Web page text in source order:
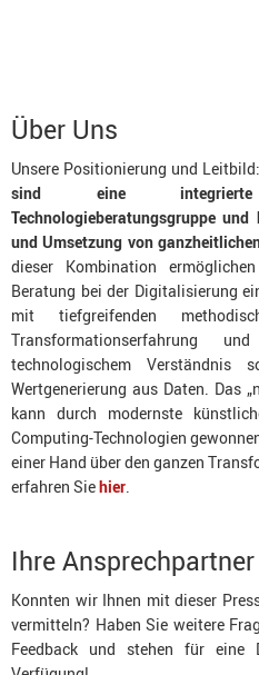
Über Uns
Unsere Positionierung und
sind eine
Technologieberatungsgruppe und
und Umsetzung von
dieser Kombination
Beratung bei der Digitalisierung
mit tiefgreifenden
Transformationserfahrung
technologischem
Wertgenerierung aus Daten. Das
kann durch modernste
Computing-Technologien
einer Hand über den ganzen
erfahren Siehier.
Ihre Ansprechpartner
Konnten wir Ihnen mit dieser
vermitteln? Haben Sie weitere
Feedback und stehen für eine